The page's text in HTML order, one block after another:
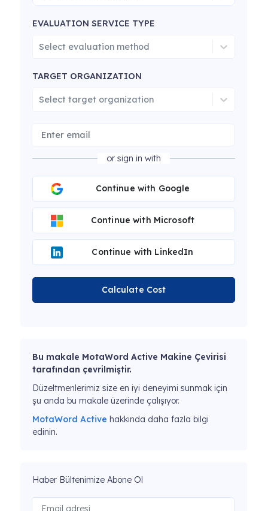
EVALUATION SERVICE TYPE
Select evaluation method
TARGET ORGANIZATION
Select target organization
or sign in with
Continue with Google
Continue with Microsoft
Continue with LinkedIn
Calculate Cost
Bu makale MotaWord Active Makine Çevirisi
tarafından çevrilmiştir.
Düzeltmenlerimiz size en iyi deneyimi sunmak için
şu anda bu makale üzerinde çalışıyor.
MotaWord Active hakkında daha fazla bilgi
edinin.
Haber Bültenimize Abone Ol